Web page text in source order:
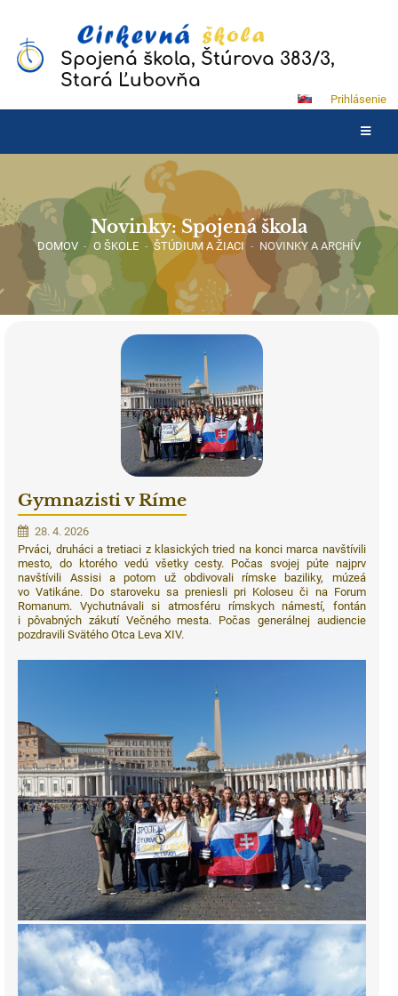
Spojená škola, Štúrova 383/3,
Stará Ľubovňa
Prihlásenie
Novinky: Spojená škola
DOMOV - O ŠKOLE - ŠTÚDIUM A ŽIACI - NOVINKY A ARCHÍV
Gymnazisti v Ríme
28. 4. 2026
Prváci, druháci a tretiaci z klasických tried na konci marca navštívili
mesto, do ktorého vedú všetky cesty. Počas svojej púte najprv
navštívili Assisi a potom už obdivovali rímske baziliky, múzeá
vo Vatikáne. Do staroveku sa preniesli pri Koloseu či na Forum
Romanum. Vychutnávali si atmosféru rímskych námestí, fontán
i pôvabných zákutí Večného mesta. Počas generálnej audiencie
pozdravili Svätého Otca Leva XIV.